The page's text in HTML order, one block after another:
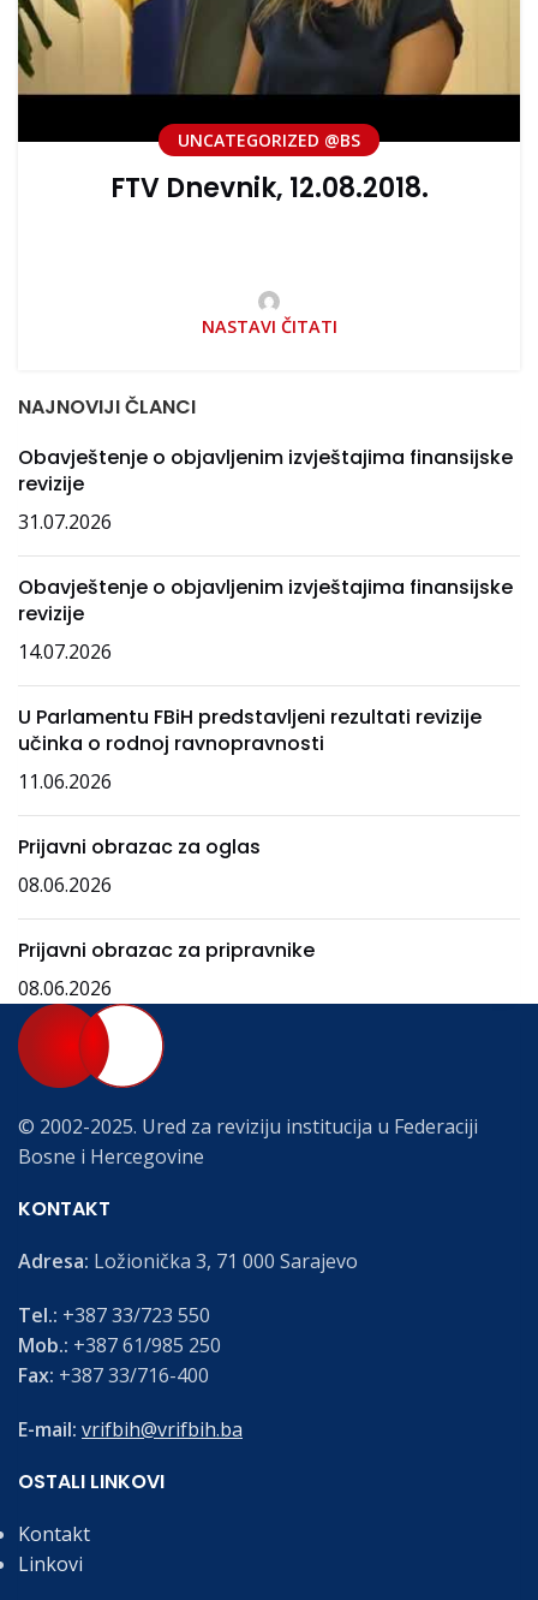
UNCATEGORIZED @BS
FTV Dnevnik, 12.08.2018.
NASTAVI ČITATI
NAJNOVIJI ČLANCI
Obavještenje o objavljenim izvještajima finansijske
revizije
31.07.2026
Obavještenje o objavljenim izvještajima finansijske
revizije
14.07.2026
U Parlamentu FBiH predstavljeni rezultati revizije
učinka o rodnoj ravnopravnosti
11.06.2026
Prijavni obrazac za oglas
08.06.2026
Prijavni obrazac za pripravnike
08.06.2026
© 2002-2025. Ured za reviziju institucija u Federaciji
Bosne i Hercegovine
KONTAKT
Adresa: Ložionička 3, 71 000 Sarajevo
Tel.: +387 33/723 550
Mob.: +387 61/985 250
Fax: +387 33/716-400
E-mail: vrifbih@vrifbih.ba
OSTALI LINKOVI
Kontakt
Linkovi